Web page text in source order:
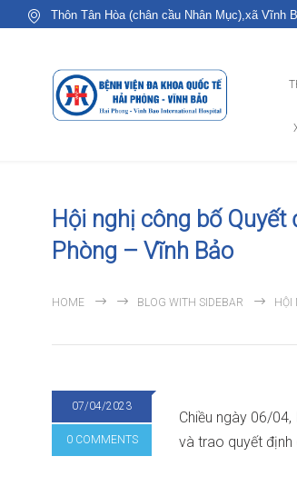
Thôn Tân Hòa (chân cầu Nhân Mục),xã Vĩnh
Hội nghị công bố
Phòng – Vĩnh Bảo
HOME BLOG WITH SIDEBAR HỘI
07/04/2023
0 COMMENTS
Chiều ngày 06/
và trao quyết định